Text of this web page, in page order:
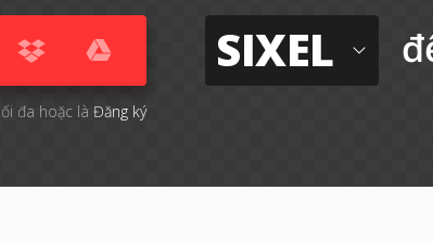
đa hoặc là Đăng ký
SIXEL